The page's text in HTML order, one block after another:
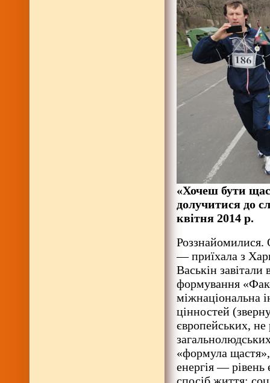
«Хочеш бути
долучитися до
квітня 2014 р.
— приїхала з
Васькін завітали
формування
міжнаціональна
цінностей
європейських,
«формула щастя»,
енергія — рівень